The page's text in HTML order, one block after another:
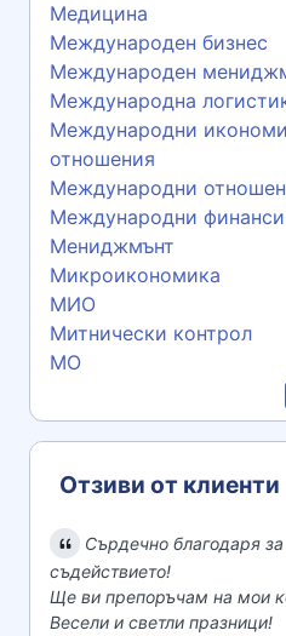
Медицина
Международен бизнес
Международен
Международна
Международни
отношения
Международни
Международни финанси
Мениджмънт
Микроикономика
МИО
Митнически контрол
МО
Отзиви от клиенти
Сърдечно благодаря за
съдействието!
Ще ви препоръчам на мои
Весели и светли празници!